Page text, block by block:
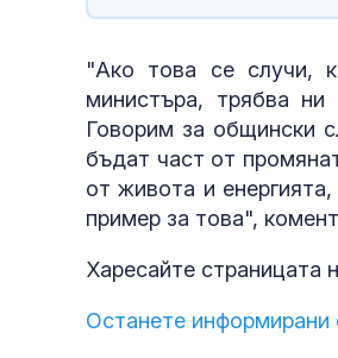
"Ако това се случи,
министъра, трябва
Говорим за общински
бъдат част от
от живота и
пример за това",
Харесайте страницата
Останете информирани